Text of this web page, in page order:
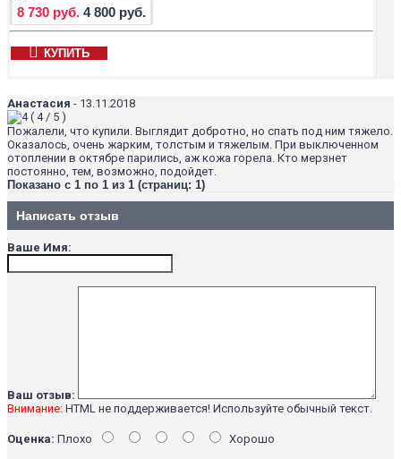
8 730 руб. 4 800 руб.
КУПИТЬ
Анастасия - 13.11.2018
( 4/ 5 )
Пожалели, что купили. Выглядит добротно, но спать под ним тяжело.
Оказалось, очень жарким, толстым и тяжелым. При выключенном
отоплении в октябре парились, аж кожа горела. Кто мерзнет
постоянно, тем, возможно, подойдет.
Показано с 1 по 1 из 1 (страниц: 1)
Написать отзыв
Ваше Имя:
Ваш отзыв:
Внимание: HTML не поддерживается! Используйте обычный текст.
Оценка: Плохо Хорошо